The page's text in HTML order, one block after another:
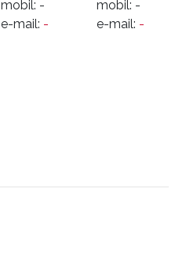
mobil: -
e-mail: -
mobil: -
e-mail: -